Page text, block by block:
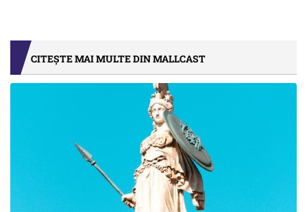
CITEȘTE MAI MULTE DIN MALLCAST